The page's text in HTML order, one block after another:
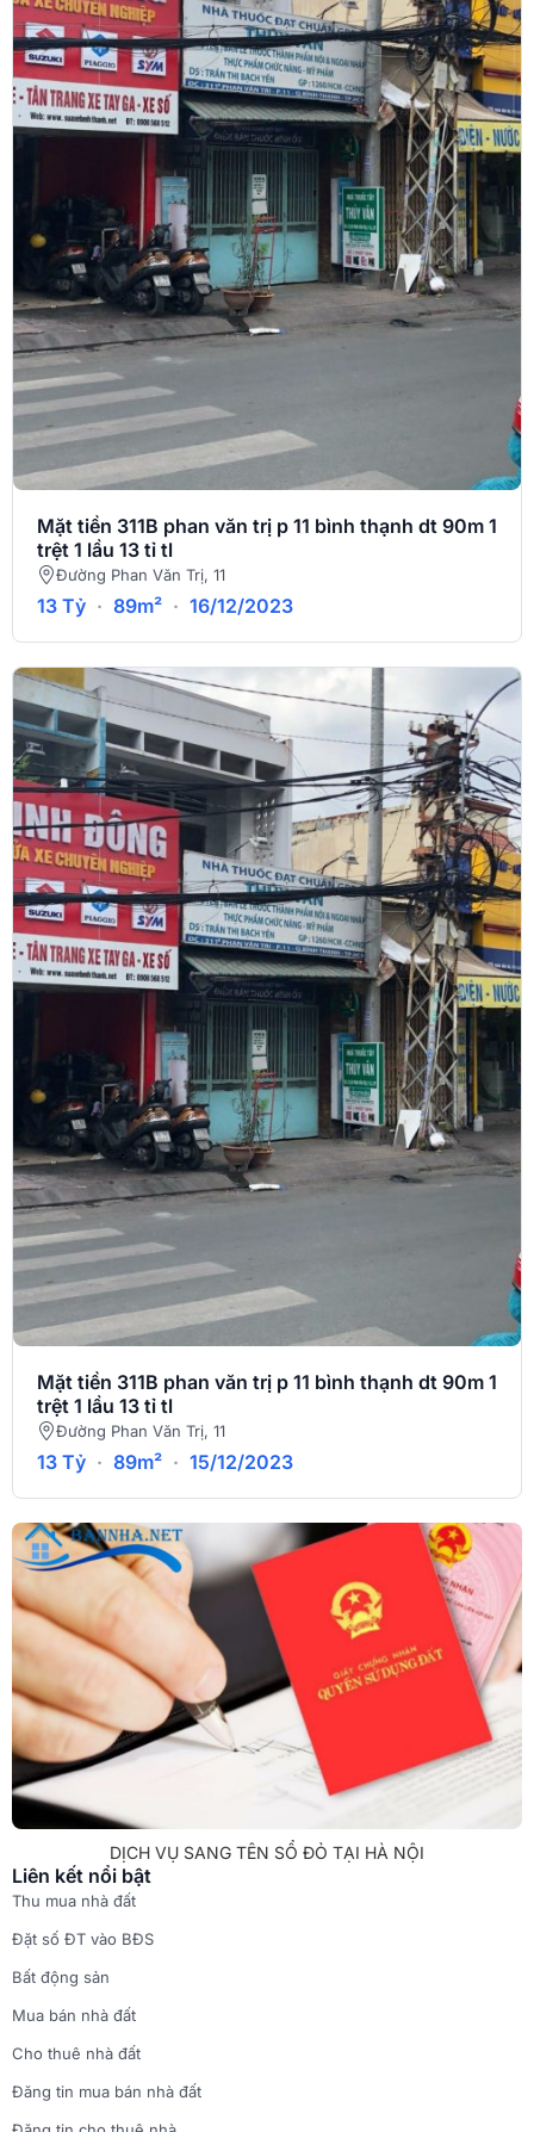
Mặt tiền 311B phan văn trị p 11 bình thạnh dt 90m 1
trệt 1 lầu 13 tỉ tl
Đường Phan Văn Trị, 11
13 Tỷ · 89m² · 16/12/2023
Mặt tiền 311B phan văn trị p 11 bình thạnh dt 90m 1
trệt 1 lầu 13 tỉ tl
Đường Phan Văn Trị, 11
13 Tỷ · 89m² · 15/12/2023
DỊCH VỤ SANG TÊN SỔ ĐỎ TẠI HÀ NỘI
Liên kết nổi bật
Thu mua nhà đất
Đặt số ĐT vào BĐS
Bất động sản
Mua bán nhà đất
Cho thuê nhà đất
Đăng tin mua bán nhà đất